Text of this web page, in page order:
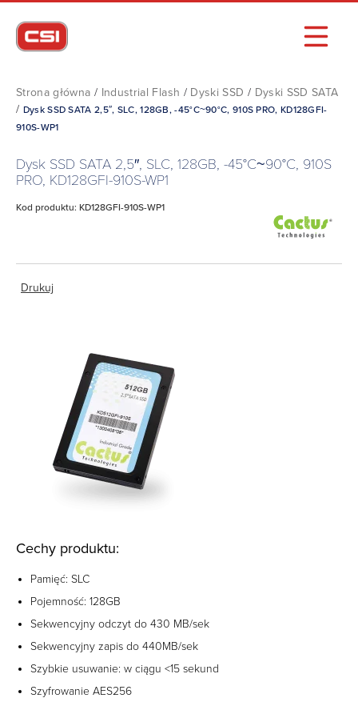
Strona główna / Industrial Flash / Dyski SSD / Dyski SSD SATA
/ Dysk SSD SATA 2,5″, SLC, 128GB, -45°C~90°C, 910S PRO, KD128GFI-
910S-WP1
Dysk SSD SATA 2,5″, SLC, 128GB, -45°C~90°C, 910S
PRO, KD128GFI-910S-WP1
Kod produktu: KD128GFI-910S-WP1
Drukuj
Cechy produktu:
Pamięć: SLC
Pojemność: 128GB
Sekwencyjny odczyt do 430 MB/sek
Sekwencyjny zapis do 440MB/sek
Szybkie usuwanie: w ciągu <15 sekund
Szyfrowanie AES256